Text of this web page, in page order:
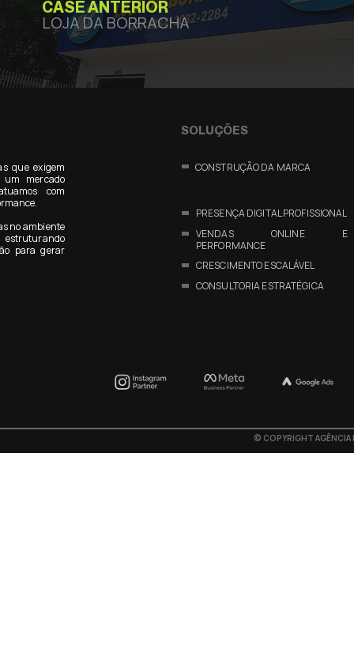
CASE ANTERIOR
LOJA DA BORRACHA
que exigem
mercado
com
no ambiente
para gerar
SOLUÇÕES
CONSTRUÇÃO DA MARCA
PRESENÇA DIGITAL PROFISSIONAL
VENDAS ONLINE E
PERFORMANCE
CRESCIMENTO ESCALÁVEL
CONSULTORIA ESTRATÉGICA
© COPYRIGHT AGÊNCIA